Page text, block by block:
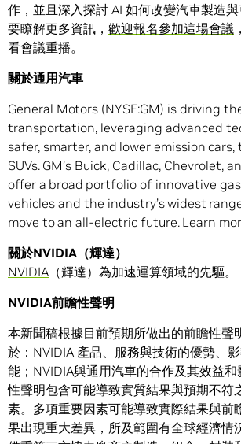
作，並且深入探討 AI 如何改變汽車製造
要瞭解更多資訊， 歡迎報名參加這場會議
看會議重播。
關於通用汽車
General Motors (NYSE:GM) is driving
transportation, leveraging advanced
safer, smarter, and lower emission cars,
SUVs. GM’s Buick, Cadillac, Chevrolet,
offer a broad portfolio of innovative
vehicles and the industry’s widest
move to an all-electric future. Learn
關於NVIDIA（輝達）
NVIDIA （輝達）為加速運算領域的先驅。
NVIDIA前瞻性聲明
本新聞稿根據目前預期所做出的前瞻性聲
於：NVIDIA 產品、服務與技術的優勢、
能；NVIDIA與通用汽車的合作及其效益
性聲明包含可能導致實質結果與預期不符
素。多項重要因素可能導致實際結果與前
果出現重大差異，所及範圍有全球經濟情